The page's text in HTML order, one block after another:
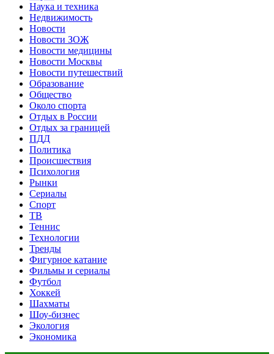
Наука и техника
Недвижимость
Новости
Новости ЗОЖ
Новости медицины
Новости Москвы
Новости путешествий
Образование
Общество
Около спорта
Отдых в России
Отдых за границей
ПДД
Политика
Происшествия
Психология
Рынки
Сериалы
Спорт
ТВ
Теннис
Технологии
Тренды
Фигурное катание
Фильмы и сериалы
Футбол
Хоккей
Шахматы
Шоу-бизнес
Экология
Экономика